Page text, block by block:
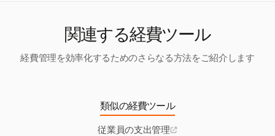
関連する経費ツール
経費管理を効率化するためのさらなる方法をご紹介します
類似の経費ツール
従業員の支出管理